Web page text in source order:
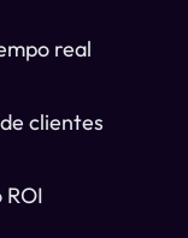
real
clientes